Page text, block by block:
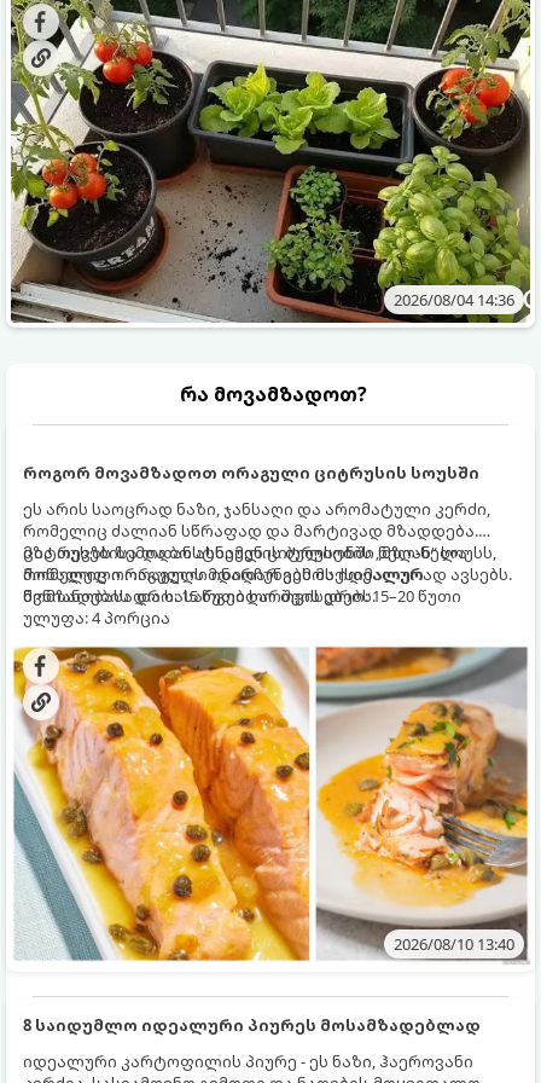
ბოსტნეულს მოკრეფთ.
და როგორ მოუაროთ მათ სწორად.
2026/08/04 14:36
რა მოვამზადოთ?
როგორ მოვამზადოთ ორაგული ციტრუსის სოუსში
ეს არის საოცრად ნაზი, ჯანსაღი და არომატული კერძი,
რომელიც ძალიან სწრაფად და მარტივად მზადდება.
ციტრუსებისა და ბოსტნეულის ბულიონში ნელ-ნელა
მოწალული ორაგული ინარჩუნებს მაქსიმალურ
წვნიანობასა და სასარგებლო თვისებებს.
მზა თევზს ზემოდან ასხამენ ციტრუსების „მზიან“ სოუსს,
რომელიც ორაგულის მდიდარ გემოს იდეალურად ავსებს.
მომზადების დრო: 15 წუთი ხარშვის დრო: 15–20 წუთი
ულუფა: 4 პორცია
2026/08/10 13:40
8 საიდუმლო იდეალური პიურეს მოსამზადებლად
იდეალური კარტოფილის პიურე - ეს ნაზი, ჰაეროვანი